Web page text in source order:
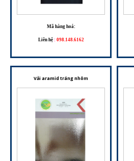
Mã hàng hoá:
Liên hệ : 098.148.6162
Vải aramid tráng nhôm